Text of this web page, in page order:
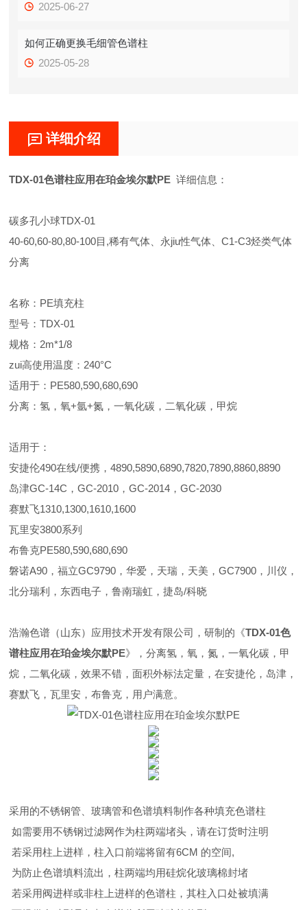
2025-06-27
如何正确更换毛细管色谱柱
2025-05-28
详细介绍
TDX-01色谱柱应用在珀金埃尔默PE 详细信息：
碳多孔小球TDX-01
40-60,60-80,80-100目,稀有气体、永jiu性气体、C1-C3烃类气体
分离
名称：PE填充柱
型号：TDX-01
规格：2m*1/8
zui高使用温度：240°C
适用于：PE580,590,680,690
分离：氢，氧+氩+氮，一氧化碳，二氧化碳，甲烷
适用于：
安捷伦490在线/便携，4890,5890,6890,7820,7890,8860,8890
岛津GC-14C，GC-2010，GC-2014，GC-2030
赛默飞1310,1300,1610,1600
瓦里安3800系列
布鲁克PE580,590,680,690
磐诺A90，福立GC9790，华爱，天瑞，天美，GC7900，川仪，
北分瑞利，东西电子，鲁南瑞虹，捷岛/科晓
浩瀚色谱（山东）应用技术开发有限公司，研制的《TDX-01色
谱柱应用在珀金埃尔默PE》，分离氢，氧，氮，一氧化碳，甲
烷，二氧化碳，效果不错，面积外标法定量，在安捷伦，岛津，
赛默飞，瓦里安，布鲁克，用户满意。
采用的不锈钢管、玻璃管和色谱填料制作各种填充色谱柱
如需要用不锈钢过滤网作为柱两端堵头，请在订货时注明
若采用柱上进样，柱入口前端将留有6CM 的空间,
为防止色谱填料流出，柱两端均用硅烷化玻璃棉封堵
若采用阀进样或非柱上进样的色谱柱，其柱入口处被填满